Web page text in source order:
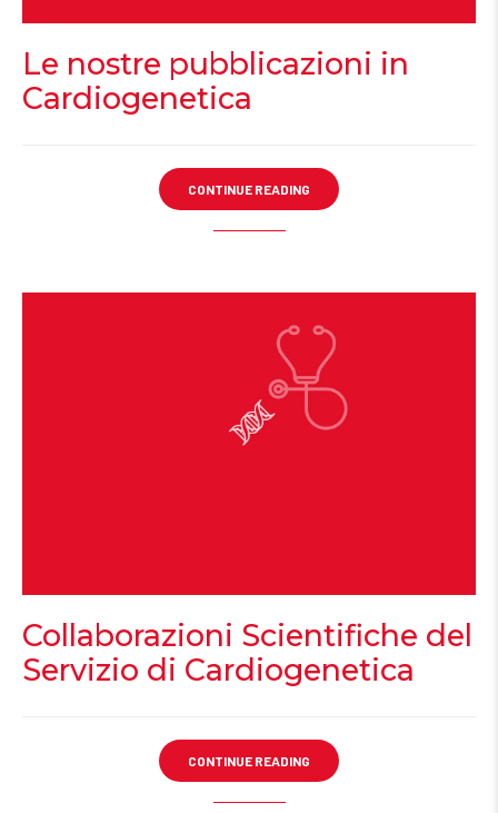
Le nostre pubblicazioni in
Cardiogenetica
CONTINUE READING
Collaborazioni Scientifiche del
Servizio di Cardiogenetica
CONTINUE READING